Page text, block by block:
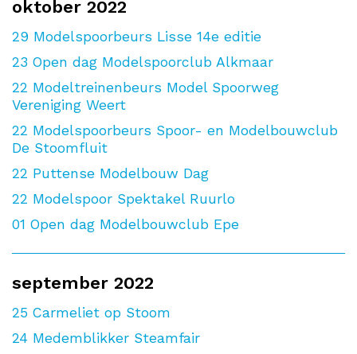
oktober 2022
29 Modelspoorbeurs Lisse 14e editie
23 Open dag Modelspoorclub Alkmaar
22 Modeltreinenbeurs Model Spoorweg
Vereniging Weert
22 Modelspoorbeurs Spoor- en Modelbouwclub
De Stoomfluit
22 Puttense Modelbouw Dag
22 Modelspoor Spektakel Ruurlo
01 Open dag Modelbouwclub Epe
september 2022
25 Carmeliet op Stoom
24 Medemblikker Steamfair